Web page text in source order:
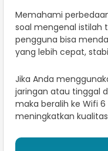
Memahami
soal mengenal istilah
pengguna bisa
yang lebih cepat,
Jika Anda
jaringan atau tinggal
maka beralih ke Wifi
meningkatkan